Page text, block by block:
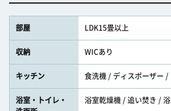
部屋 LDK15畳以上
収納 WICあり
キッチン 食洗機 / ディスポーザー /
浴室・トイレ・
浴室乾燥機 / 追い焚き /